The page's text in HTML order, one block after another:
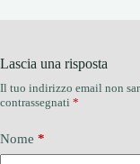
Lascia una risposta
Il tuo indirizzo email non
contrassegnati *
Nome *